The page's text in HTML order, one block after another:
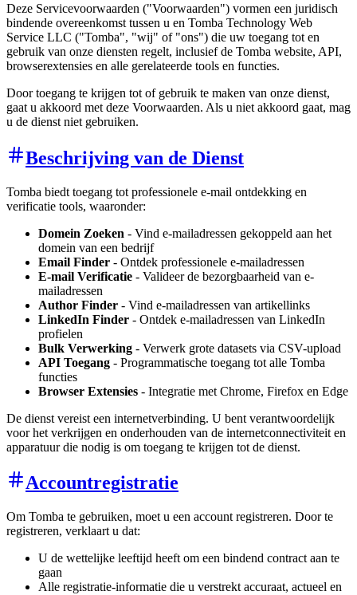
Deze Servicevoorwaarden ("Voorwaarden") vormen een juridisch
bindende overeenkomst tussen u en Tomba Technology Web
Service LLC ("Tomba", "wij" of "ons") die uw toegang tot en
gebruik van onze diensten regelt, inclusief de Tomba website, API,
browserextensies en alle gerelateerde tools en functies.
Door toegang te krijgen tot of gebruik te maken van onze dienst,
gaat u akkoord met deze Voorwaarden. Als u niet akkoord gaat, mag
u de dienst niet gebruiken.
Beschrijving van de Dienst
Tomba biedt toegang tot professionele e-mail ontdekking en
verificatie tools, waaronder:
Domein Zoeken - Vind e-mailadressen gekoppeld aan het
domein van een bedrijf
Email Finder - Ontdek professionele e-mailadressen
E-mail Verificatie - Valideer de bezorgbaarheid van e-
mailadressen
Author Finder - Vind e-mailadressen van artikellinks
LinkedIn Finder - Ontdek e-mailadressen van LinkedIn
profielen
Bulk Verwerking - Verwerk grote datasets via CSV-upload
API Toegang - Programmatische toegang tot alle Tomba
functies
Browser Extensies - Integratie met Chrome, Firefox en Edge
De dienst vereist een internetverbinding. U bent verantwoordelijk
voor het verkrijgen en onderhouden van de internetconnectiviteit en
apparatuur die nodig is om toegang te krijgen tot de dienst.
Accountregistratie
Om Tomba te gebruiken, moet u een account registreren. Door te
registreren, verklaart u dat:
U de wettelijke leeftijd heeft om een bindend contract aan te
gaan
Alle registratie-informatie die u verstrekt accuraat, actueel en